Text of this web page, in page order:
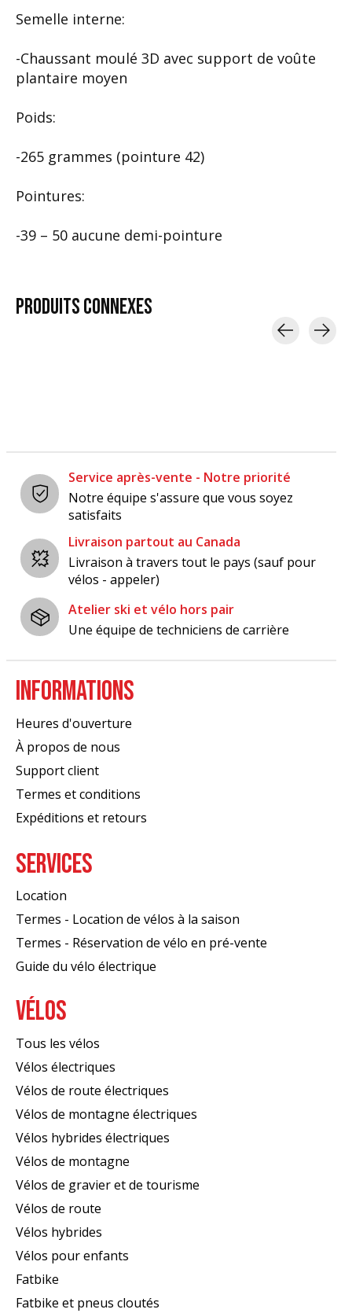
Semelle interne:
-Chaussant moulé 3D avec support de voûte
plantaire moyen
Poids:
-265 grammes (pointure 42)
Pointures:
-39 – 50 aucune demi-pointure
PRODUITSCONNEXES
Service après-vente - Notre priorité
Notre équipe s'assure que vous soyez
satisfaits
Livraison partout au Canada
Livraison à travers tout le pays (sauf pour
vélos - appeler)
Atelier ski et vélo hors pair
Une équipe de techniciens de carrière
INFORMATIONS
Heures d'ouverture
À propos de nous
Support client
Termes et conditions
Expéditions et retours
SERVICES
Location
Termes - Location de vélos à la saison
Termes - Réservation de vélo en pré-vente
Guide du vélo électrique
VÉLOS
Tous les vélos
Vélos électriques
Vélos de route électriques
Vélos de montagne électriques
Vélos hybrides électriques
Vélos de montagne
Vélos de gravier et de tourisme
Vélos de route
Vélos hybrides
Vélos pour enfants
Fatbike
Fatbike et pneus cloutés